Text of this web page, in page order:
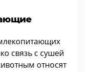
связь с сушей
относят